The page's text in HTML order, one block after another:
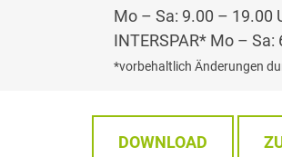
Mo – Sa: 9.00 – 19.00
INTERSPAR* Mo –
*vorbehaltlich Änderungen
DOWNLOAD